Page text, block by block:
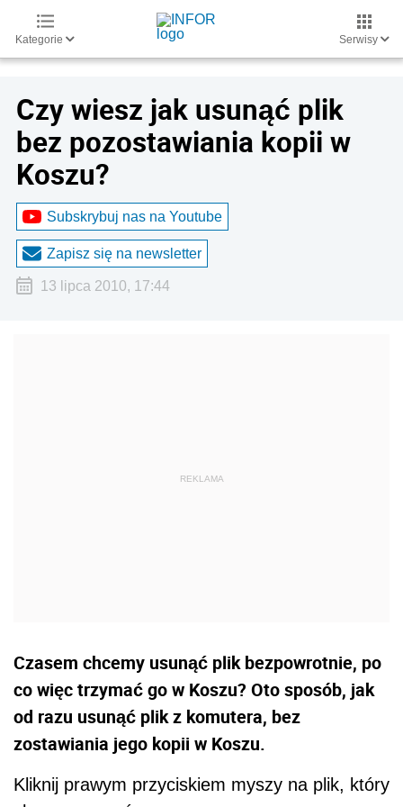
Kategorie Serwisy
Czy wiesz jak usunąć plik
bez pozostawiania kopii w
Koszu?
Subskrybuj nas na Youtube
Zapisz się na newsletter
13 lipca 2010, 17:44
Czasem chcemy usunąć plik bezpowrotnie, po
co więc trzymać go w Koszu? Oto sposób, jak
od razu usunąć plik z komutera, bez
zostawiania jego kopii w Koszu.
Kliknij prawym przyciskiem myszy na plik, który